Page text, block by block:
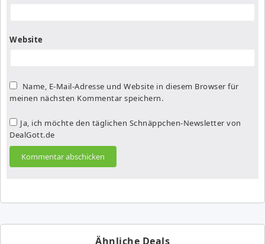
Website
Name, E-Mail-Adresse und Website in diesem Browser für
meinen nächsten Kommentar speichern.
Ja, ich möchte den täglichen Schnäppchen-Newsletter von
DealGott.de
Ähnliche Deals